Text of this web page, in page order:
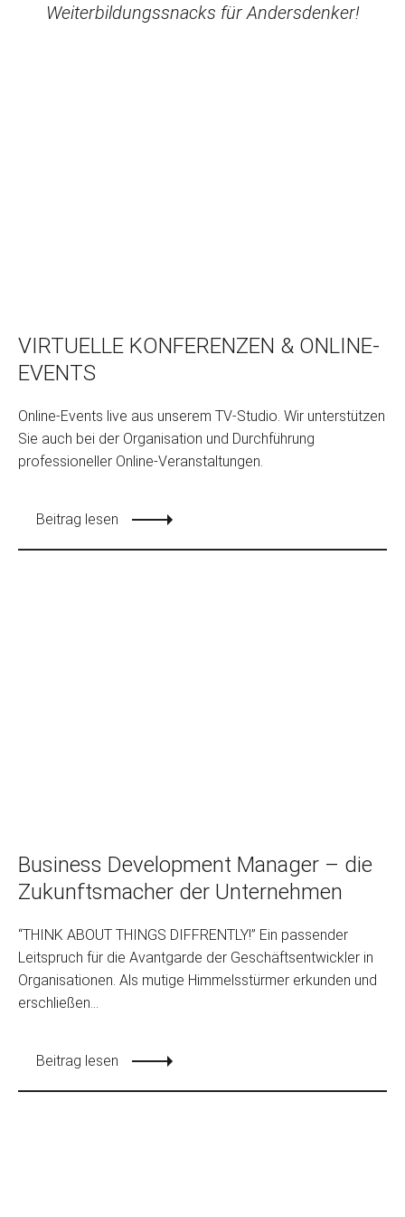
Weiterbildungssnacks für Andersdenker!
VIRTUELLE KONFERENZEN & ONLINE-
EVENTS
Online-Events live aus unserem TV-Studio. Wir unterstützen
Sie auch bei der Organisation und Durchführung
professioneller Online-Veranstaltungen.
Beitrag lesen
Business Development Manager – die
Zukunftsmacher der Unternehmen
“THINK ABOUT THINGS DIFFRENTLY!” Ein passender
Leitspruch für die Avantgarde der Geschäftsentwickler in
Organisationen. Als mutige Himmelsstürmer erkunden und
erschließen...
Beitrag lesen